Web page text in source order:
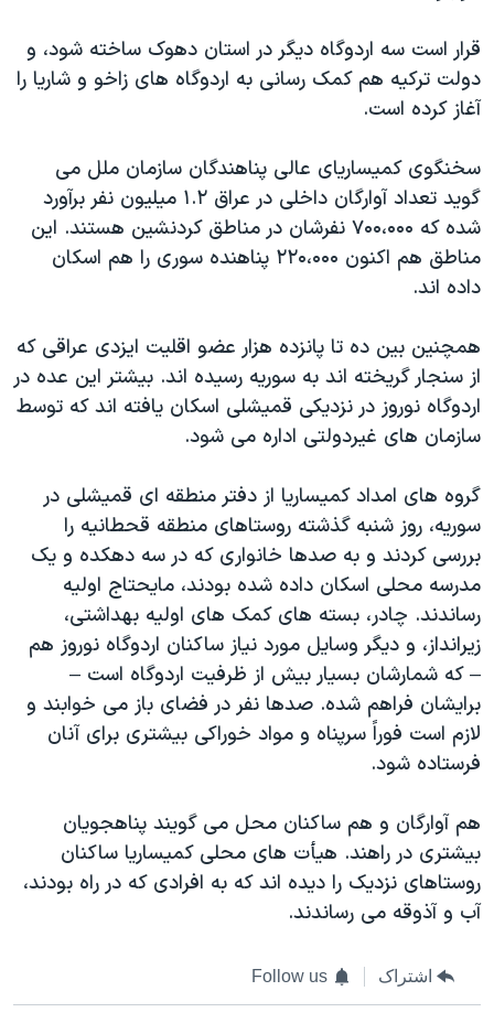
قرار است سه اردوگاه دیگر در استان دهوک ساخته شود، و
دولت ترکیه هم کمک رسانی به اردوگاه های زاخو و شاریا را
آغاز کرده است.
سخنگوی کمیساریای عالی پناهندگان سازمان ملل می
گوید تعداد آوارگان داخلی در عراق ۱.۲ میلیون نفر برآورد
شده که ۷۰۰،۰۰۰ نفرشان در مناطق کردنشین هستند. این
مناطق هم اکنون ۲۲۰،۰۰۰ پناهنده سوری را هم اسکان
داده اند.
همچنین بین ده تا پانزده هزار عضو اقلیت ایزدی عراقی که
از سنجار گریخته اند به سوریه رسیده اند. بیشتر این عده در
اردوگاه نوروز در نزدیکی قمیشلی اسکان یافته اند که توسط
سازمان های غیردولتی اداره می شود.
گروه های امداد کمیساریا از دفتر منطقه ای قمیشلی در
سوریه، روز شنبه گذشته روستاهای منطقه قحطانیه را
بررسی کردند و به صدها خانواری که در سه دهکده و یک
مدرسه محلی اسکان داده شده بودند، مایحتاج اولیه
رساندند. چادر، بسته های کمک های اولیه بهداشتی،
زیرانداز، و دیگر وسایل مورد نیاز ساکنان اردوگاه نوروز هم
– که شمارشان بسیار بیش از ظرفیت اردوگاه است –
برایشان فراهم شده. صدها نفر در فضای باز می خوابند و
لازم است فوراً سرپناه و مواد خوراکی بیشتری برای آنان
فرستاده شود.
هم آوارگان و هم ساکنان محل می گویند پناهجویان
بیشتری در راهند. هیأت های محلی کمیساریا ساکنان
روستاهای نزدیک را دیده اند که به افرادی که در راه بودند،
آب و آذوقه می رساندند.
اشتراک Follow us